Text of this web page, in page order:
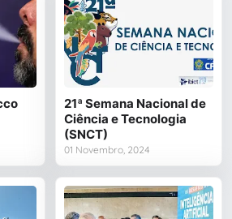
21ª Semana Nacional de
Ciência e Tecnologia
(SNCT)
01 Novembro, 2024